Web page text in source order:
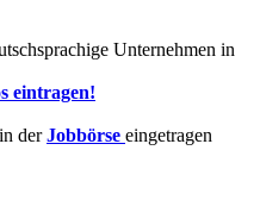
Unternehmen in
eintragen!
derJobbörse eingetragen